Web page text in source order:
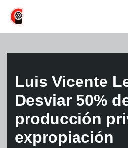
Saltar
Luis Vicente
Desviar 50%
producción
expropiación